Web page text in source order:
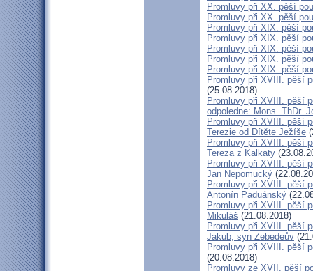
Promluvy při XX. pěší
Promluvy při XX. pěší
Promluvy při XIX. pěší
Promluvy při XIX. pěší
Promluvy při XIX. pěší
Promluvy při XIX. pěší
Promluvy při XIX. pěší
Promluvy při XVIII. pěší
(25.08.2018)
Promluvy při XVIII. pěší
odpoledne: Mons. ThDr.
Promluvy při XVIII. pěší
Terezie od Dítěte Ježíše
Promluvy při XVIII. pěší
Tereza z Kalkaty
Promluvy při XVIII. pěší
Jan Nepomucký
Promluvy při XVIII. pěší
Antonín Paduánský
Promluvy při XVIII. pěší
Mikuláš (21.08.2018)
Promluvy při XVIII. pěší
Jakub, syn Zebedeův
Promluvy při XVIII. pěší
(20.08.2018)
Promluvy ze XVII. pěší